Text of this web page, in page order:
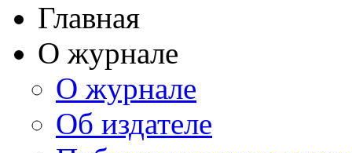
Главная
О журнале
О журнале
Об издателе